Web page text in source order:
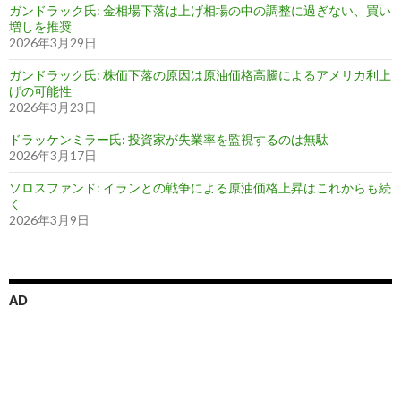
ガンドラック氏: 金相場下落は上げ相場の中の調整に過ぎない、買い
増しを推奨
2026年3月29日
ガンドラック氏: 株価下落の原因は原油価格高騰によるアメリカ利上
げの可能性
2026年3月23日
ドラッケンミラー氏: 投資家が失業率を監視するのは無駄
2026年3月17日
ソロスファンド: イランとの戦争による原油価格上昇はこれからも続
く
2026年3月9日
AD